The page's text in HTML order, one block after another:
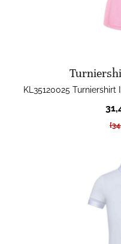
KL35120025